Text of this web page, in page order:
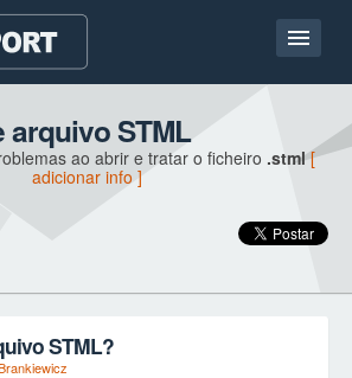
arquivo STML
ao abrir e tratar o ficheiro .stml [
adicionar info ]
STML?